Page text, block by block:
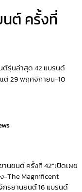
นต์ ครั้งที่
ต์รุ่นล่าสุด 42 แบรนด์
ต่ 29 พฤศจิกายน-10
านยนต์ ครั้งที่42”เปิดเผย
-The Magnificent
กรยานยนต์16 แบรนด์